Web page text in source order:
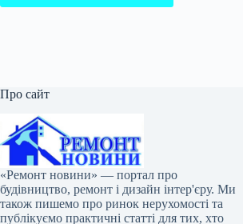
Про сайт
«Ремонт новини» — портал про
будівництво, ремонт і дизайн інтер'єру. Ми
також пишемо про ринок нерухомості та
публікуємо практичні статті для тих, хто